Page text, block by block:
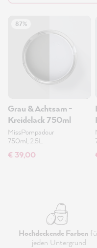
87%
Grau & Achtsam -
Kreidelack 750ml
MissPompadour
750ml, 2.5L
€ 39,00
Hochdeckende Farben
jeden Untergrund